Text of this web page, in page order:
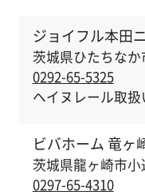
ジョイフル本田
茨城県ひたちなか
0292-65-5325
ヘイヌレール取扱
ビバホーム 竜ヶ
茨城県龍ヶ崎市
0297-65-4310